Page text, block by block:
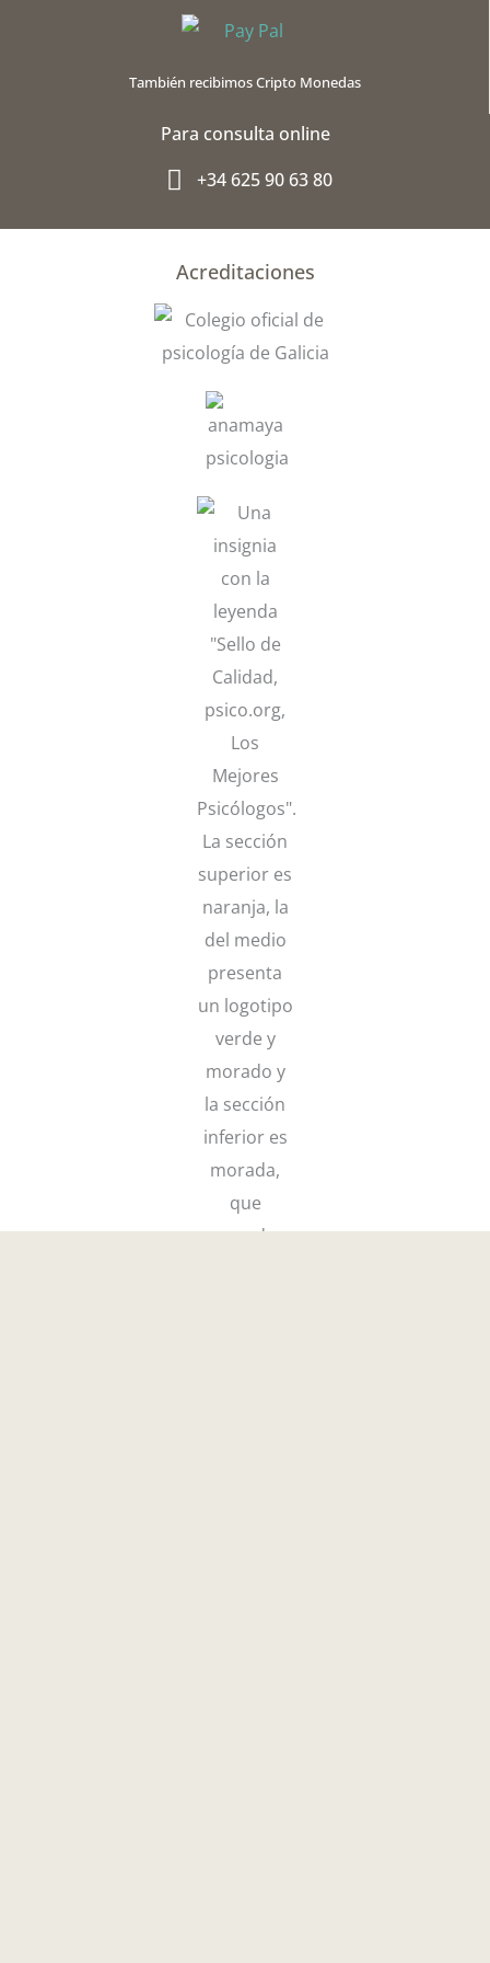
b
o
o
k
l
e
-
p
l
s
g
También recibimos Cripto Monedas
Para consulta online
+34 625 90 63 80
Acreditaciones